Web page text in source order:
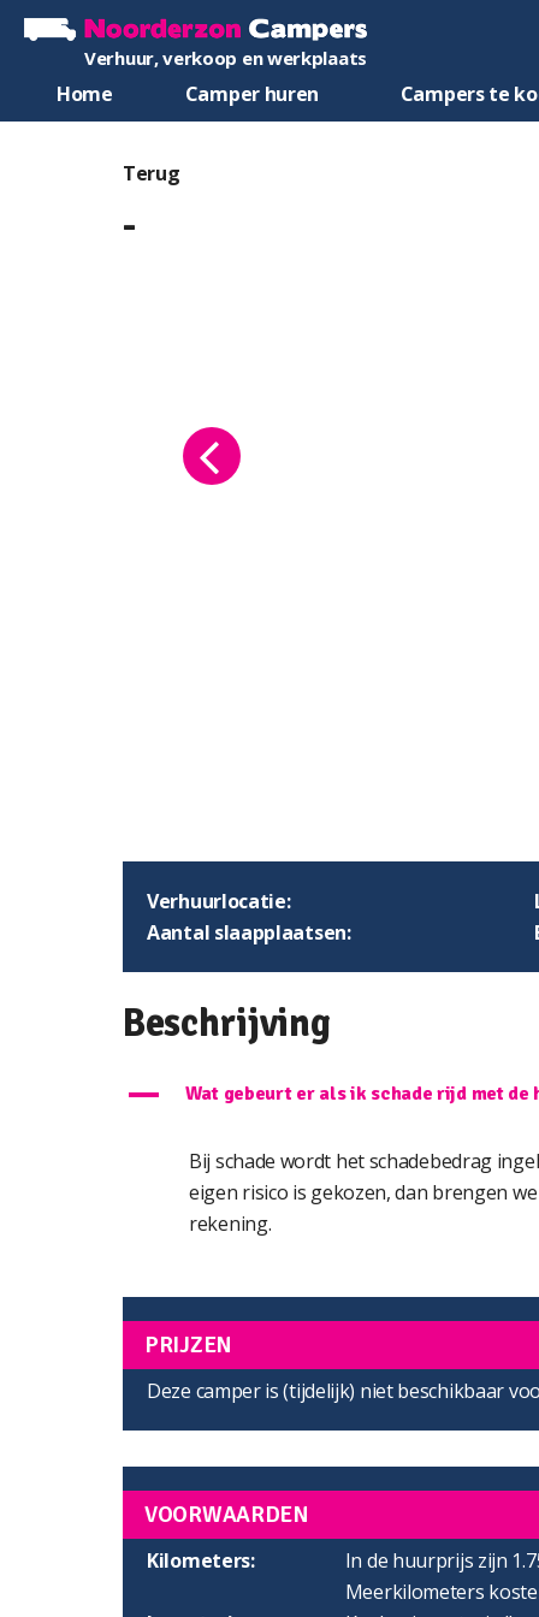
Verhuur, verkoop en werkplaats
Home Camper huren Campers te
Terug
-
Verhuurlocatie:
Aantal slaapplaatsen:
Beschrijving
A Wat gebeurt er als ik schade rijd met de
Bij schade wordt het schadebedrag
eigen risico is gekozen, dan brengen
rekening.
PRIJZEN
Deze camper is (tijdelijk) niet beschikbaar
VOORWAARDEN
Kilometers:
In de huurprijs zijn
Meerkilometers